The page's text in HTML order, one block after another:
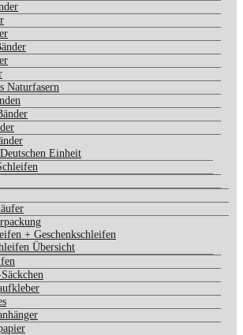
Naturfasern
Einheit
+ Geschenkschleifen
Übersicht